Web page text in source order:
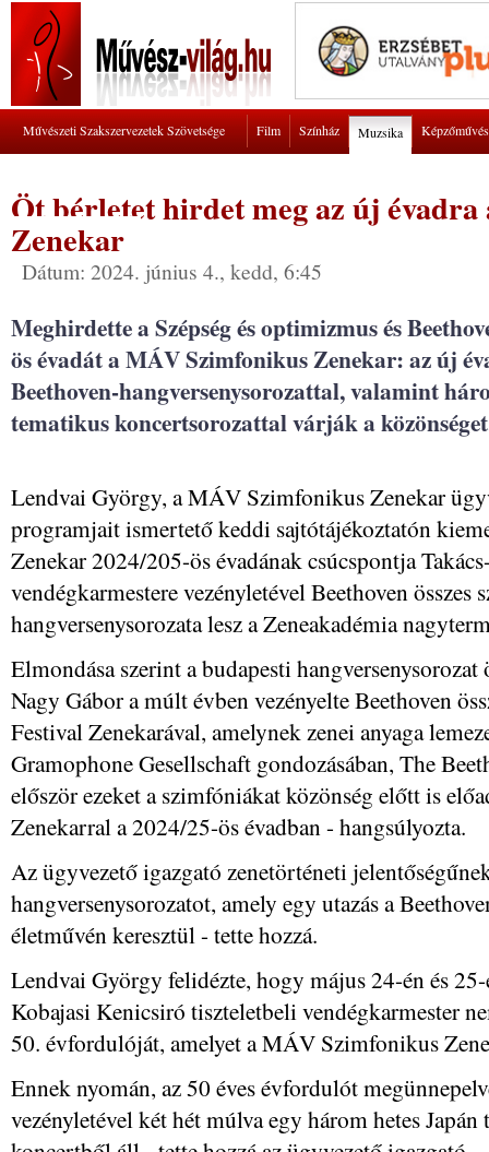
Művészeti Szakszervezetek Szövetsége Film Színház Muzsika
Öt bérletet hirdet meg az új
Zenekar
Dátum: 2024. június 4., kedd, 6:45
Meghirdette a Szépség és optimizmus és
ös évadát a MÁV Szimfonikus Zenekar: az új
Beethoven-hangversenysorozattal, valamint
tematikus koncertsorozattal várják a
Lendvai György, a MÁV Szimfonikus Zenekar
programjait ismertető keddi sajtótájékoztatón
Zenekar 2024/205-ös évadának csúcspontja
vendégkarmestere vezényletével Beethoven összes
hangversenysorozata lesz a Zeneakadémia
Elmondása szerint a budapesti
Nagy Gábor a múlt évben vezényelte Beethoven
Festival Zenekarával, amelynek zenei anyaga
Gramophone Gesellschaft gondozásában, The
először ezeket a szimfóniákat közönség előtt is
Zenekarral a 2024/25-ös évadban - hangsúlyozta.
Az ügyvezető igazgató zenetörténeti
hangversenysorozatot, amely egy utazás a
életművén keresztül - tette hozzá.
Lendvai György felidézte, hogy május 24-én és
Kobajasi Kenicsiró tiszteletbeli vendégkarmester
50. évfordulóját, amelyet a MÁV Szimfonikus
Ennek nyomán, az 50 éves évfordulót
vezényletével két hét múlva egy három hetes